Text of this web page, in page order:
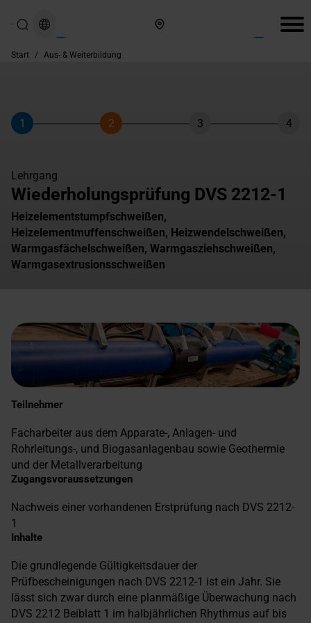
Start / Aus- & Weiterbildung
Schritt
1
Schritt
2
Schritt
3 4
Lehrgang
Wiederholungsprüfung DVS 2212-1
Heizelementstumpfschweißen,
Heizelementmuffenschweißen, Heizwendelschweißen,
Warmgasfächelschweißen, Warmgasziehschweißen,
Warmgasextrusionsschweißen
Teilnehmer
Facharbeiter aus dem Apparate-, Anlagen- und
Rohrleitungs-, und Biogasanlagenbau sowie Geothermie
und der Metallverarbeitung
Zugangsvoraussetzungen
Nachweis einer vorhandenen Erstprüfung nach DVS 2212-
1
Inhalte
Die grundlegende Gültigkeitsdauer der
Prüfbescheinigungen nach DVS 2212-1 ist ein Jahr. Sie
lässt sich zwar durch eine planmäßige Überwachung nach
DVS 2212 Beiblatt 1 im halbjährlichen Rhythmus auf bis